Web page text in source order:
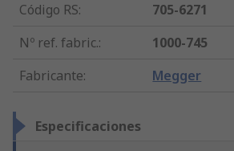
Código RS:
705-6271
Nº ref. fabric.:
1000-745
Fabricante: Megger
Especificaciones